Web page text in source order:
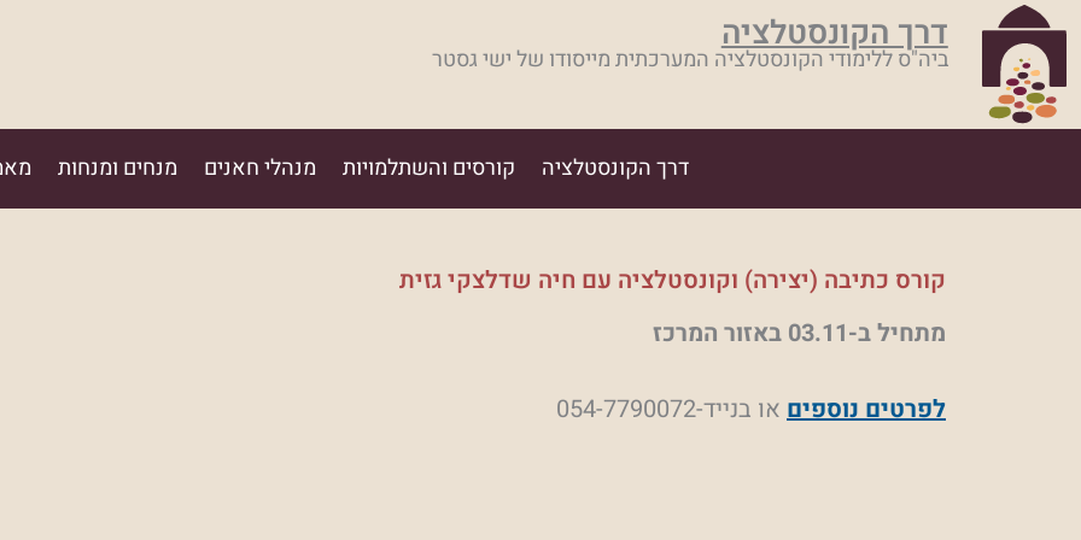
דילוג
לתוכן
דרך הקונסטלציה
ביה"ס ללימודי הקונסטלציה המערכתית מייסודו של ישי גסטר
דרך הקונסטלציה קורסים והשתלמויות מנהלי חאנים מנחים ומנחות
קורס כתיבה (יצירה) וקונסטלציה עם חיה שדלצקי גזית
מתחיל ב-03.11 באזור המרכז
לפרטים נוספים או בנייד-054-7790072